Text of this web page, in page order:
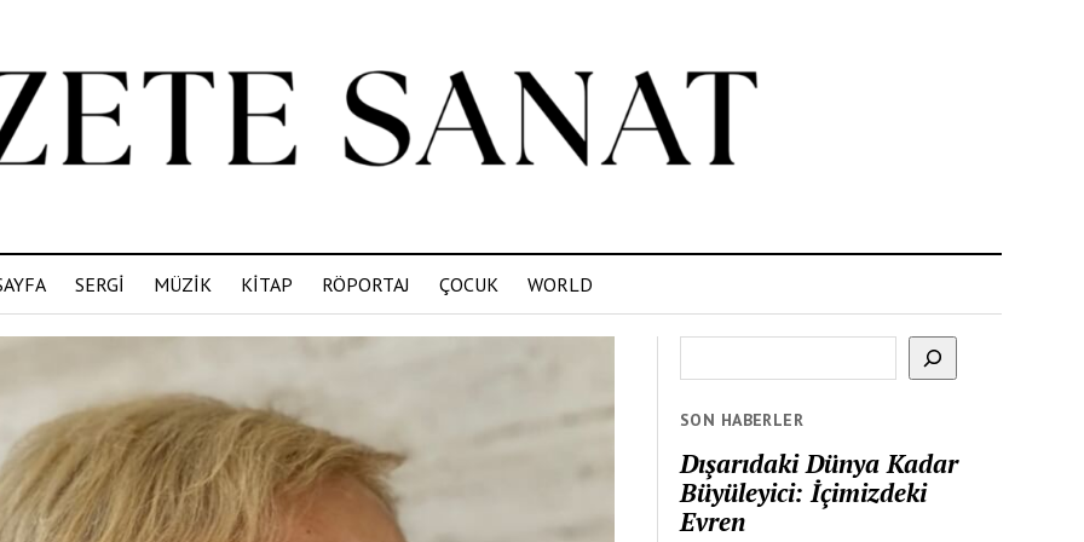
SERGİ MÜZİK KİTAP RÖPORTAJ ÇOCUK WORLD
SON HABERLER
Dışarıdaki Dünya Kadar
Büyüleyici: İçimizdeki
Evren